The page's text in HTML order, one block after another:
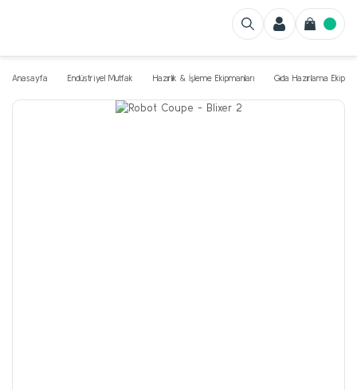
Anasayfa Endüstriyel Mutfak Hazırlık & İşleme Ekipmanları Gıda Hazırlama